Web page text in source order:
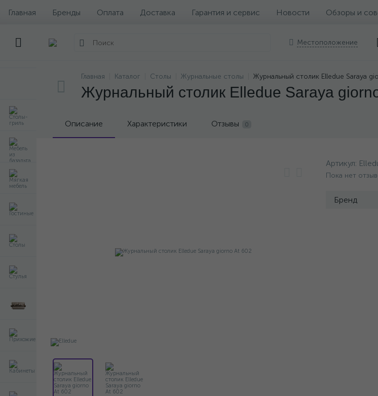
Главная Бренды Оплата Доставка Гарантия и сервис Новости Обзоры и
Местоположение
Главная Каталог Столы Журнальные столы Журнальный столик Elledue Saraya
Журнальный столик Elledue Saraya
Описание Характеристики Отзывы 0
Артикул:
Пока нет
Бренд